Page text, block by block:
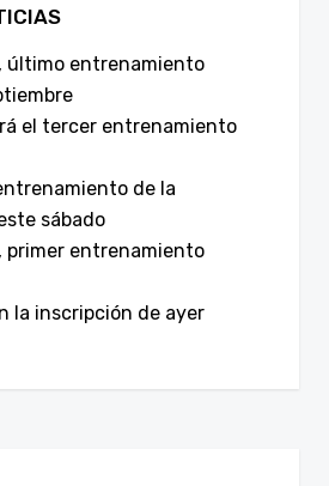
último entrenamiento
el tercer entrenamiento
de la
sábado
primer entrenamiento
la inscripción de ayer